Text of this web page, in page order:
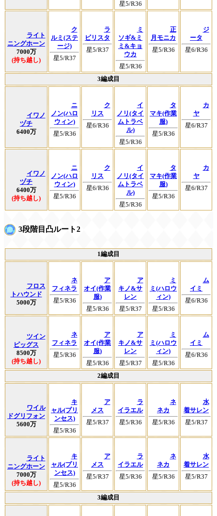
星5/R36
ライト
ニングホーン
7000万
(持ち越し)
ク
ルミ(ステ
ージ)
星5/R37
ラ
ビリスタ
星5/R37
ミ
ソギ&ミ
ミ&キョ
ウカ
星5/R36
正
月モニカ
星5/R36
ジ
ータ
星6/R36
3編成目
イワノ
ヅチ
6400万
ニ
ノン(ハロ
ウィン)
星5/R36
ク
リス
星6/R36
イ
ノリ(タイ
ムトラベ
ル)
星5/R36
タ
マキ(作業
服)
星5/R36
カ
ヤ
星6/R37
イワノ
ヅチ
6400万
(持ち越し)
ニ
ノン(ハロ
ウィン)
星5/R36
ク
リス
星6/R36
イ
ノリ(タイ
ムトラベ
ル)
星5/R36
タ
マキ(作業
服)
星5/R36
カ
ヤ
星6/R37
3段階目凸ルート2
1編成目
フロス
トハウンド
5000万
ネ
フィネラ
星5/R36
ア
オイ(作業
服)
星5/R36
ア
キノ&サ
レン
星5/R37
ミ
ミ(ハロウ
ィン)
星5/R36
ム
イミ
星6/R36
ツイン
ピッグス
8500万
(持ち越し)
ネ
フィネラ
星5/R36
ア
オイ(作業
服)
星5/R36
ア
キノ&サ
レン
星5/R37
ミ
ミ(ハロウ
ィン)
星5/R36
ム
イミ
星6/R36
2編成目
ワイル
ドグリフォン
5600万
キ
ャル(プリ
ンセス)
星5/R36
ア
メス
星5/R37
ラ
イラエル
星5/R36
ネ
ネカ
星5/R36
水
着サレン
星5/R37
ライト
ニングホーン
7000万
(持ち越し)
キ
ャル(プリ
ンセス)
星5/R36
ア
メス
星5/R37
ラ
イラエル
星5/R36
ネ
ネカ
星5/R36
水
着サレン
星5/R37
3編成目